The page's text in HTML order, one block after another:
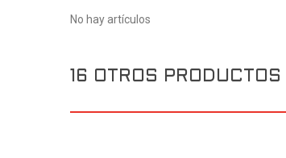
No hay artículos
16 OTROS